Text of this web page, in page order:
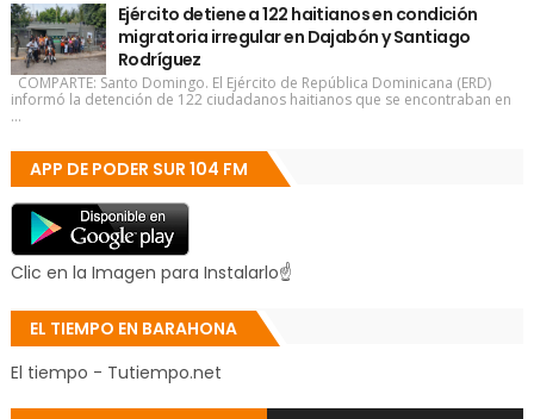
Ejército detiene a 122 haitianos en condición
migratoria irregular en Dajabón y Santiago
Rodríguez
COMPARTE: Santo Domingo. El Ejército de República Dominicana (ERD)
informó la detención de 122 ciudadanos haitianos que se encontraban en
...
APP DE PODER SUR 104 FM
Clic en la Imagen para Instalarlo☝
EL TIEMPO EN BARAHONA
El tiempo - Tutiempo.net